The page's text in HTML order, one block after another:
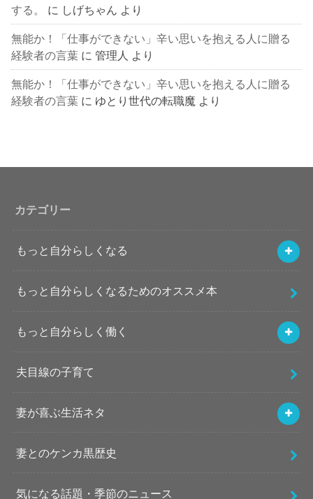
する。
に しげちゃん より
無能か！「仕事ができない」辛い思いを抱える人に贈る
経験者の言葉 に管理人 より
無能か！「仕事ができない」辛い思いを抱える人に贈る
経験者の言葉 に ゆとり世代の転職魔 より
カテゴリー
もっと自分らしくなる
もっと自分らしくなるためのオススメ本
もっと自分らしく働く
夫目線の子育て
妻が喜ぶ生活ネタ
妻とのケンカ黒歴史
気になる話題・季節のニュース